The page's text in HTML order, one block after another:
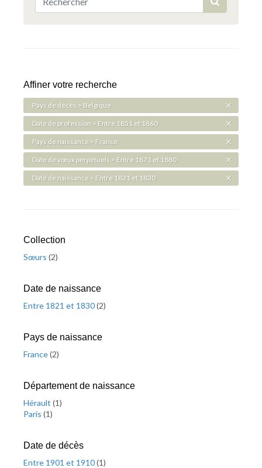
Affiner votre recherche
Pays de décès > Belgique
Date de profession > Entre 1851 et 1860
Pays de naissance > France
Date de vœux perpétuels > Entre 1871 et 1880
Date de naissance > Entre 1821 et 1830
Collection
Sœurs (2)
Date de naissance
Entre 1821 et 1830(2)
Pays de naissance
France(2)
Département de naissance
Hérault (1)
Paris (1)
Date de décès
Entre 1901 et 1910(1)